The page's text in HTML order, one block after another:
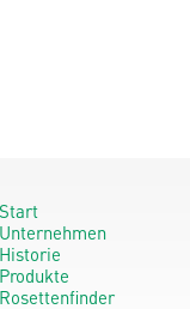
Start
Unternehmen
Historie
Produkte
Rosettenfinder